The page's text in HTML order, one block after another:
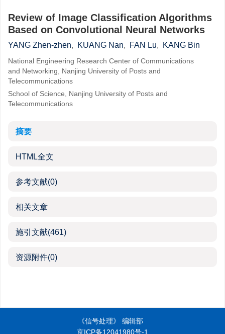
Review of Image Classification Algorithms
Based on Convolutional Neural Networks
YANG Zhen-zhen, KUANG Nan, FAN Lu, KANG Bin
National Engineering Research Center of Communications
and Networking, Nanjing University of Posts and
Telecommunications
School of Science, Nanjing University of Posts and
Telecommunications
摘要
HTML全文
参考文献(0)
相关文章
施引文献(461)
资源附件(0)
《信号处理》 编辑部
京ICP备12041980号-1